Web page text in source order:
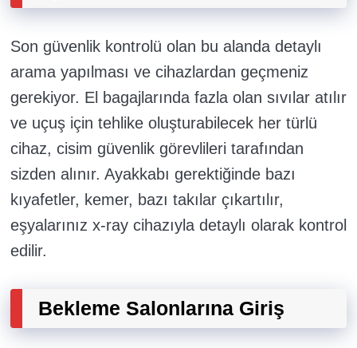
Son güvenlik kontrolü olan bu alanda detaylı
arama yapılması ve cihazlardan geçmeniz
gerekiyor. El bagajlarında fazla olan sıvılar atılır
ve uçuş için tehlike oluşturabilecek her türlü
cihaz, cisim güvenlik görevlileri tarafından
sizden alınır. Ayakkabı gerektiğinde bazı
kıyafetler, kemer, bazı takılar çıkartılır,
eşyalarınız x-ray cihazıyla detaylı olarak kontrol
edilir.
Bekleme Salonlarına Giriş